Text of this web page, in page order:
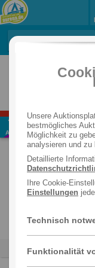
Auktions-Übersicht
on
page
7
Aug
MAPE
shaltswaren
Versand Gratis
Unsere
bestmögliches
Möglichkeit zu
analysieren und zu
Detaillierte
Ihre Cookie-
Einstellungen
Technisch
Funktionalität